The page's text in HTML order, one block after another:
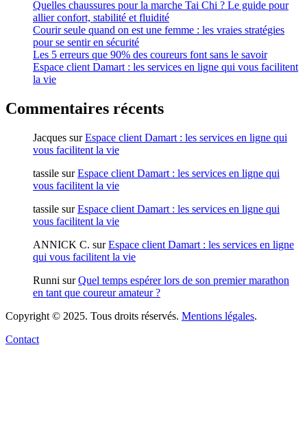
Quelles chaussures pour la marche Tai Chi ? Le guide pour
allier confort, stabilité et fluidité
Courir seule quand on est une femme : les vraies stratégies
pour se sentir en sécurité
Les 5 erreurs que 90% des coureurs font sans le savoir
Espace client Damart : les services en ligne qui vous facilitent
la vie
Commentaires récents
Jacques surEspace client Damart : les services en ligne qui
vous facilitent la vie
tassile surEspace client Damart : les services en ligne qui
vous facilitent la vie
tassile surEspace client Damart : les services en ligne qui
vous facilitent la vie
ANNICK C. surEspace client Damart : les services en ligne
qui vous facilitent la vie
Runni surQuel temps espérer lors de son premier marathon
en tant que coureur amateur ?
Copyright © 2025. Tous droits réservés. Mentions légales.
Contact